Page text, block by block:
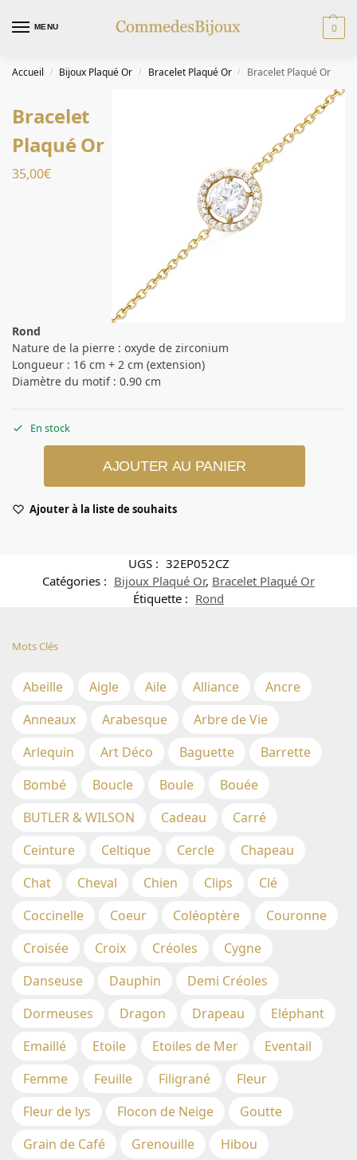
MENU 0
Accueil / Bijoux Plaqué Or / Bracelet Plaqué Or / Bracelet Plaqué Or
Bracelet
Plaqué Or
35,00€
Rond
Nature de la pierre : oxyde de zirconium
Longueur : 16 cm + 2 cm (extension)
Diamètre du motif : 0.90 cm
En stock
AJOUTER AU PANIER
Ajouter à la liste de souhaits
UGS : 32EP052CZ
Catégories : Bijoux Plaqué Or, Bracelet Plaqué Or
Étiquette : Rond
Mots Clés
Abeille Aigle Aile Alliance
Ancre
Anneaux
Arabesque
Arbre de Vie
Arlequin
Art Déco Baguette
Barrette
Bombé
Boucle Boule
Bouée
BUTLER & WILSON
Cadeau
Carré
Ceinture
Celtique Cercle
Chapeau
Chat
Cheval Chien Clips
Clé
Coccinelle
Coeur Coléoptère
Couronne
Croisée
Croix Créoles
Cygne
Danseuse
Dauphin
Demi Créoles
Dormeuses
Dragon Drapeau
Eléphant
Emaillé
Etoile Etoiles de Mer
Eventail
Femme
Feuille Filigrané
Fleur
Fleur de lys
Flocon de Neige
Goutte
Grain de Café
Grenouille
Hibou